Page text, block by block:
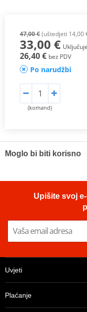
47,00 €(uštedjeti 14,00
33,00 €
26,40 € bez PDV
Po narudžbi
(komand)
Moglo bi biti korisno
ml
Upišite svoj
Uvjeti
Plaćanje